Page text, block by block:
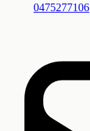
0475277106